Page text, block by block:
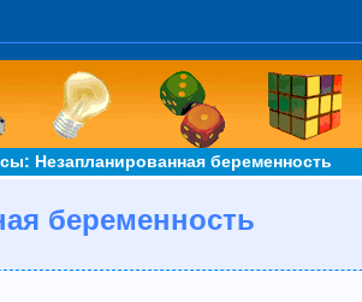
Незапланированная беременность
беременность